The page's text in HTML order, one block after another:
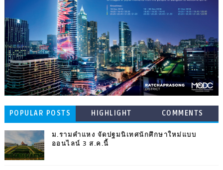
POPULAR POSTS HIGHLIGHT COMMENTS
ม.รามคำแหง จัดปฐมนิเทศนักศึกษาใหม่แบบ
ออนไลน์ 3 ส.ค.นี้